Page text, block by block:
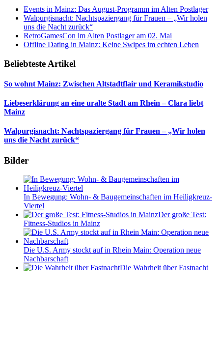
Events in Mainz: Das August-Programm im Alten Postlager
Walpurgisnacht: Nachtspaziergang für Frauen – „Wir holen
uns die Nacht zurück“
RetroGamesCon im Alten Postlager am 02. Mai
Offline Dating in Mainz: Keine Swipes im echten Leben
Beliebteste Artikel
So wohnt Mainz: Zwischen Altstadtflair und Keramikstudio
Liebeserklärung an eine uralte Stadt am Rhein – Clara liebt
Mainz
Walpurgisnacht: Nachtspaziergang für Frauen – „Wir holen
uns die Nacht zurück“
Bilder
In Bewegung: Wohn- & Baugemeinschaften im Heiligkreuz-
Viertel
Der große Test:
Fitness-Studios in Mainz
Die U.S. Army stockt auf in Rhein Main: Operation neue
Nachbarschaft
Die Wahrheit über Fastnacht